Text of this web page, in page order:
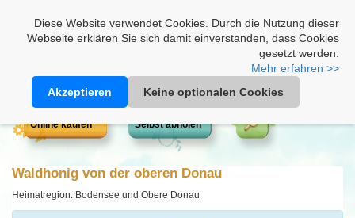
Diese Website verwendet Cookies. Durch die Nutzung dieser
Webseite erklären Sie sich damit einverstanden, dass Cookies
gesetzt werden.
Mehr erfahren >>
Akzeptieren
Keine optionalen Cookies
Online kaufen Selbst abholen
Waldhonig von der oberen Donau
Heimatregion: Bodensee und Obere Donau